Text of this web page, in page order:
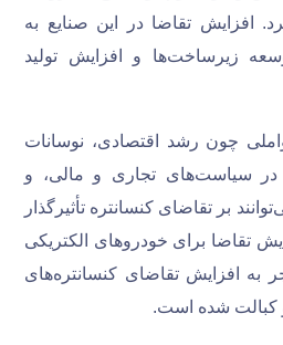
افزایش تقاضا در این صنایع به
زیرساخت‌ها و افزایش تولید
چون رشد اقتصادی، نوسانات
در سیاست‌های تجاری و مالی، و
بر تقاضای کنسانتره تأثیرگذار
تقاضا برای خودروهای الکتریکی
به افزایش تقاضای کنسانتره‌های
کبالت شده است.